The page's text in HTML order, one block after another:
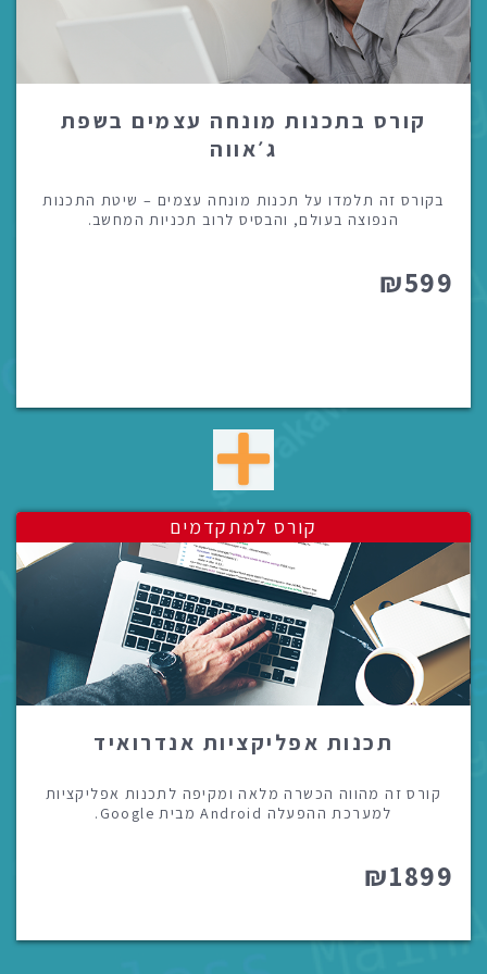
קורס בתכנות מונחה עצמים בשפת
ג׳אווה
בקורס זה תלמדו על תכנות מונחה עצמים – שיטת התכנות
הנפוצה בעולם, והבסיס לרוב תכניות המחשב.
₪599
קורס למתקדמים
תכנות אפליקציות אנדרואיד
קורס זה מהווה הכשרה מלאה ומקיפה לתכנות אפליקציות
למערכת ההפעלה Android מבית Google.
₪1899